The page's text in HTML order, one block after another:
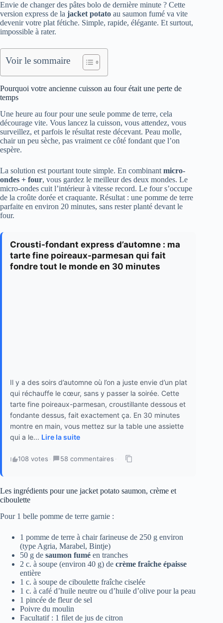
Envie de changer des pâtes bolo de dernière minute ? Cette
version express de la jacket potato au saumon fumé va vite
devenir votre plat fétiche. Simple, rapide, élégante. Et surtout,
impossible à rater.
Voir le sommaire
Pourquoi votre ancienne cuisson au four était une perte de
temps
Une heure au four pour une seule pomme de terre, cela
décourage vite. Vous lancez la cuisson, vous attendez, vous
surveillez, et parfois le résultat reste décevant. Peau molle,
chair un peu sèche, pas vraiment ce côté fondant que l’on
espère.
La solution est pourtant toute simple. En combinant micro-
ondes + four, vous gardez le meilleur des deux mondes. Le
micro-ondes cuit l’intérieur à vitesse record. Le four s’occupe
de la croûte dorée et craquante. Résultat : une pomme de terre
parfaite en environ 20 minutes, sans rester planté devant le
four.
Crousti-fondant express d’automne : ma
tarte fine poireaux-parmesan qui fait
fondre tout le monde en 30 minutes
Il y a des soirs d’automne où l’on a juste envie d’un plat
qui réchauffe le cœur, sans y passer la soirée. Cette
tarte fine poireaux-parmesan, croustillante dessous et
fondante dessus, fait exactement ça. En 30 minutes
montre en main, vous mettez sur la table une assiette
qui a le... Lire la suite
108 votes · 58 commentaires ·
Les ingrédients pour une jacket potato saumon, crème et
ciboulette
Pour 1 belle pomme de terre garnie :
1 pomme de terre à chair farineuse de 250 g environ
(type Agria, Marabel, Bintje)
50 g de saumon fumé en tranches
2 c. à soupe (environ 40 g) de crème fraîche épaisse
entière
1 c. à soupe de ciboulette fraîche ciselée
1 c. à café d’huile neutre ou d’huile d’olive pour la peau
1 pincée de fleur de sel
Poivre du moulin
Facultatif : 1 filet de jus de citron